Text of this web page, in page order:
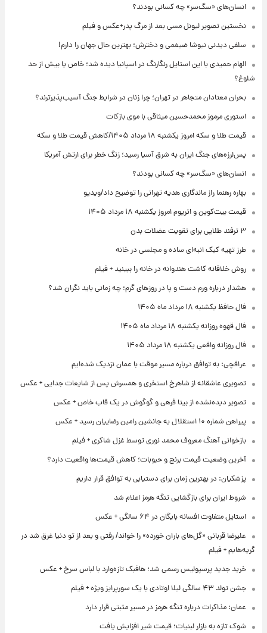
انسان‌های «سگ‌سر» چه کسانی بودند؟
نخستین تصویر لیونل مسی بعد از مرگ پدر+عکس و فیلم
سلفی دیدنی نیوشا ضیغمی و دخترش؛ بهترین حال جهان را دارم!
الهام حمیدی با این استایل رنگارنگ در اسپانیا دیده شد؛ خاص یا بیش از حد
شلوغ؟
بحران معتادان متجاهر در تهران؛ چرا زنان در شرایط جنگ آسیب‌پذیرترند؟
استوری مرموز محمدحسین میثاقی با موی بازکات
قیمت طلا و سکه امروز یکشنبه ۱۸ مرداد ۱۴۰۵/کاهش قیمت طلا و سکه
پس‌لرزه‌های جنگ ایران به شرق آسیا رسید؛ زنگ خطر برای ارتش آمریکا
انسان‌های «سگ‌سر» چه کسانی بودند؟
بهاره رهنما راز ماندگاری هدیه تهرانی را توضیح داد/ویدیو
قیمت بیت‌کوین و اتریوم امروز یکشنبه ۱۸ مرداد ۱۴۰۵
۳ ترفند طلایی برای تقویت عضلات بدن
طرز تهیه کیک انبه‌ای ساده و مجلسی در خانه
روش خلاقانه کاشت هندوانه در خانه را ببینید + فیلم
هشدار درباره ورم دست و پا در روزهای گرم؛ چه زمانی باید نگران شد؟
فال حافظ یکشنبه ۱۸ مرداد ماه ۱۴۰۵
فال قهوه روزانه یکشنبه ۱۸ مرداد ماه ۱۴۰۵
فال روزانه واقعی یکشنبه ۱۸ مرداد ۱۴۰۵
عراقچی: به توافق درباره مسیر موقت با عمان نزدیک شده‌ایم
تصویری عاشقانه از شاهرخ استخری و همسرش پس از شایعات جدایی + عکس
تصویر دیده‌نشده از بیتا فرهی و گوگوش در یک قاب خاص + عکس
پیراهن شماره ۱۰ استقلال به جانشین رامین رضاییان رسید + عکس
بازخوانی آهنگ معروف محمد نوری توسط غزل شاکری + فیلم
آخرین وضعیت قیمت برنج و حبوبات؛ کاهش قیمت‌ها واقعیت دارد؟
پزشکیان: در بهترین زمان برای دستیابی به توافق قرار داریم
شروط ایران برای بازگشایی تنگه هرمز اعلام شد
استایل متفاوت افسانه بایگان در ۶۴ سالگی + عکس
علیرضا قربانی «گل‌های باران خورده» را خواند/ رفتی و بعد از تو دنیا غرق شد در
گریه‌هایم + فیلم
خرید جدید پرسپولیس رسمی شد؛ هافبک تازه‌وارد با لباس سرخ + عکس
جشن تولد ۴۳ سالگی لیلا اوتادی با یک سورپرایز ویژه + فیلم
عمان: مذاکرات درباره تنگه هرمز در مسیر مثبتی قرار دارد
شوک تازه به بازار لبنیات؛ قیمت شیر افزایش یافت